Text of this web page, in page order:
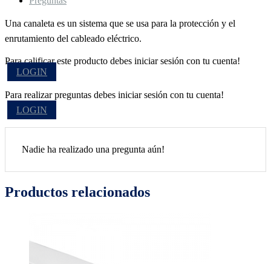
Una canaleta es un sistema que se usa para la protección y el
enrutamiento del cableado eléctrico.
Para calificar este producto debes iniciar sesión con tu cuenta!
LOGIN
Para realizar preguntas debes iniciar sesión con tu cuenta!
LOGIN
Nadie ha realizado una pregunta aún!
Productos relacionados